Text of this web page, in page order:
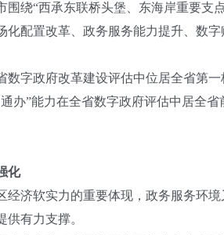
“西承东联桥头堡、东海岸重要支点
化配置改革、政务服务能力提升、数
字政府改革建设评估中位居全省第一
办”能力在全省数字政府评估中居全
化
软实力的重要体现，政务服务环境
供有力支撑。